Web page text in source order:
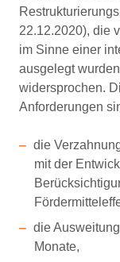
22.12.2020), die
im Sinne einer
ausgelegt
widersprochen.
Anforderungen
die
mit der
die
Monate,